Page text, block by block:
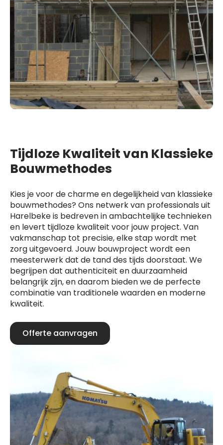
Tijdloze Kwaliteit van Klassieke
Bouwmethodes
Kies je voor de charme en degelijkheid van klassieke
bouwmethodes? Ons netwerk van professionals uit
Harelbeke is bedreven in ambachtelijke technieken
en levert tijdloze kwaliteit voor jouw project. Van
vakmanschap tot precisie, elke stap wordt met
zorg uitgevoerd. Jouw bouwproject wordt een
meesterwerk dat de tand des tijds doorstaat. We
begrijpen dat authenticiteit en duurzaamheid
belangrijk zijn, en daarom bieden we de perfecte
combinatie van traditionele waarden en moderne
kwaliteit.
Offerte aanvragen